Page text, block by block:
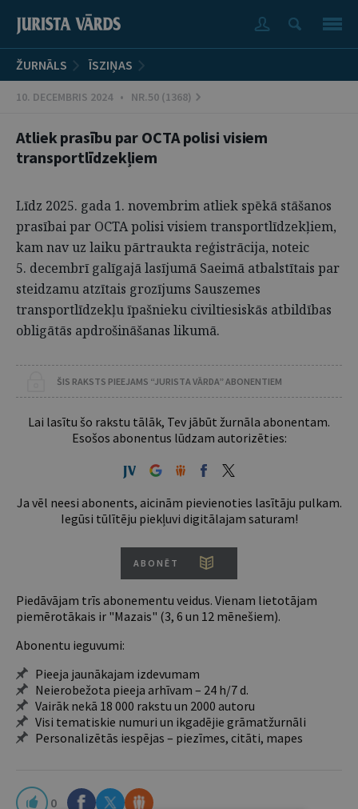
ŽURNĀLS ĪSZIŅAS
10. DECEMBRIS 2024 • NR.50 (1368)
Atliek prasību par OCTA polisi visiem
transportlīdzekļiem
Līdz 2025. gada 1. novembrim atliek spēkā stāšanos
prasībai par OCTA polisi visiem transportlīdzekļiem,
kam nav uz laiku pārtraukta reģistrācija, noteic
5. decembrī galīgajā lasījumā Saeimā atbalstītais par
steidzamu atzītais grozījums Sauszemes
transportlīdzekļu īpašnieku civiltiesiskās atbildības
obligātās apdrošināšanas likumā.
ŠIS RAKSTS PIEEJAMS “JURISTA VĀRDA” ABONENTIEM
Lai lasītu šo rakstu tālāk, Tev jābūt žurnāla abonentam.
Esošos abonentus lūdzam autorizēties:
Ja vēl neesi abonents, aicinām pievienoties lasītāju pulkam.
Iegūsi tūlītēju piekļuvi digitālajam saturam!
ABONĒT
Piedāvājam trīs abonementu veidus. Vienam lietotājam
piemērotākais ir "Mazais" (3, 6 un 12 mēnešiem).
Abonentu ieguvumi:
Pieeja jaunākajam izdevumam
Neierobežota pieeja arhīvam – 24 h/7 d.
Vairāk nekā 18 000 rakstu un 2000 autoru
Visi tematiskie numuri un ikgadējie grāmatžurnāli
Personalizētās iespējas – piezīmes, citāti, mapes
0